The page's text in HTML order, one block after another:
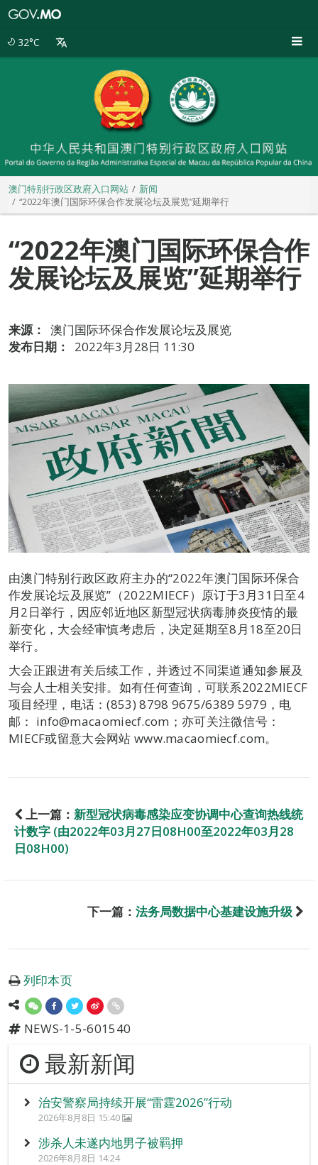
32°C
澳门特别行政区政府入口网站
新闻
“2022年澳门国际环保合作发展论坛及展览”延期举行
“2022年澳门国际环保合作
发展论坛及展览”延期举行
来源：
澳门国际环保合作发展论坛及展览
发布日期：
2022年3月28日 11:30
由澳门特别行政区政府主办的“2022年澳门国际环保合
作发展论坛及展览”（2022MIECF）原订于3月31日至4
月2日举行，因应邻近地区新型冠状病毒肺炎疫情的最
新变化，大会经审慎考虑后，决定延期至8月18至20日
举行。
大会正跟进有关后续工作，并透过不同渠道通知参展及
与会人士相关安排。如有任何查询，可联系2022MIECF
项目经理，电话：(853) 8798 9675/6389 5979，电
邮： info@macaomiecf.com；亦可关注微信号：
MIECF或留意大会网站 www.macaomiecf.com。
上一篇： 新型冠状病毒感染应变协调中心查询热线统
计数字 (由2022年03月27日08H00至2022年03月28
日08H00)
下一篇： 法务局数据中心基建设施升级
列印本页
NEWS-1-5-601540
最新新闻
治安警察局持续开展“雷霆2026”行动
2026年8月8日 15:40
涉杀人未遂内地男子被羁押
2026年8月8日 14:24